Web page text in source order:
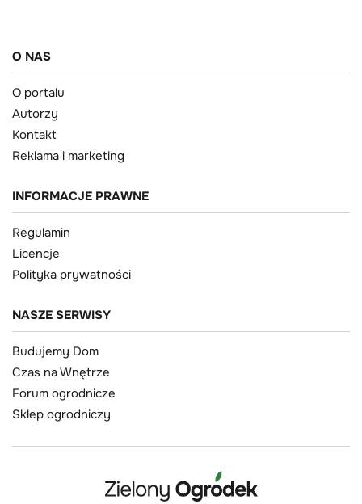
O NAS
O portalu
Autorzy
Kontakt
Reklama i marketing
INFORMACJE PRAWNE
Regulamin
Licencje
Polityka prywatności
NASZE SERWISY
Budujemy Dom
Czas na Wnętrze
Forum ogrodnicze
Sklep ogrodniczy